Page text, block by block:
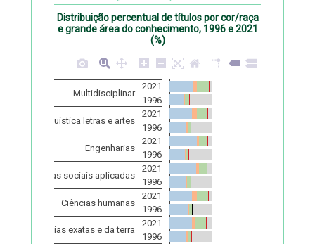
Distribuição percentual de títulos por cor/raça
e grande área do conhecimento, 1996 e 2021
(%)
1996
2021
1996
2021
1996
2021
1996
2021
1996
2021
1996
2021
Ciências exatas e da terra
Ciências humanas
Ciências sociais aplicadas
Engenharias
Linguística letras e artes
Multidisciplinar